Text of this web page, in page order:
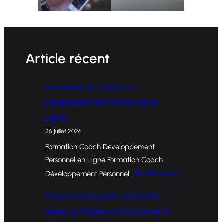
Article récent
Formation de Coach en
Développement Personnel en
Ligne
26 juillet 2026
Formation Coach Développement
Personnel en Ligne Formation Coach
Développement Personnel… Read more:
Opportunités professionnelles
après un Master en Économie et